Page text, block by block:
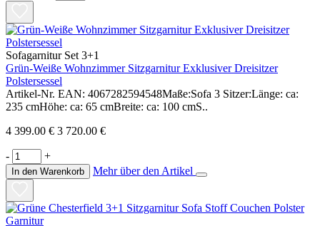
Sofagarnitur Set 3+1
Grün-Weiße Wohnzimmer Sitzgarnitur Exklusiver Dreisitzer
Polstersessel
Artikel-Nr. EAN: 4067282594548Maße:Sofa 3 Sitzer:Länge: ca:
235 cmHöhe: ca: 65 cmBreite: ca: 100 cmS..
4 399.00 € 3 720.00 €
- +
In den Warenkorb Mehr über den Artikel